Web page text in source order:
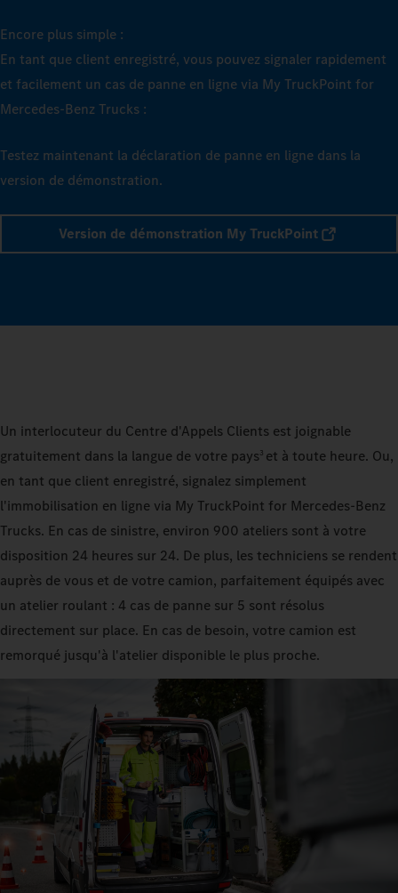
Encore plus simple :
En tant que client enregistré, vous pouvez signaler rapidement
et facilement un cas de panne en ligne via My TruckPoint for
Mercedes‑Benz Trucks :
Testez maintenant la déclaration de panne en ligne dans la
version de démonstration.
Version de démonstration My TruckPoint
Un interlocuteur du Centre d'Appels Clients est joignable
gratuitement dans la langue de votre pays3 et à toute heure. Ou,
en tant que client enregistré, signalez simplement
l'immobilisation en ligne via My TruckPoint for Mercedes‑Benz
Trucks. En cas de sinistre, environ 900 ateliers sont à votre
disposition 24 heures sur 24. De plus, les techniciens se rendent
auprès de vous et de votre camion, parfaitement équipés avec
un atelier roulant : 4 cas de panne sur 5 sont résolus
directement sur place. En cas de besoin, votre camion est
remorqué jusqu'à l'atelier disponible le plus proche.